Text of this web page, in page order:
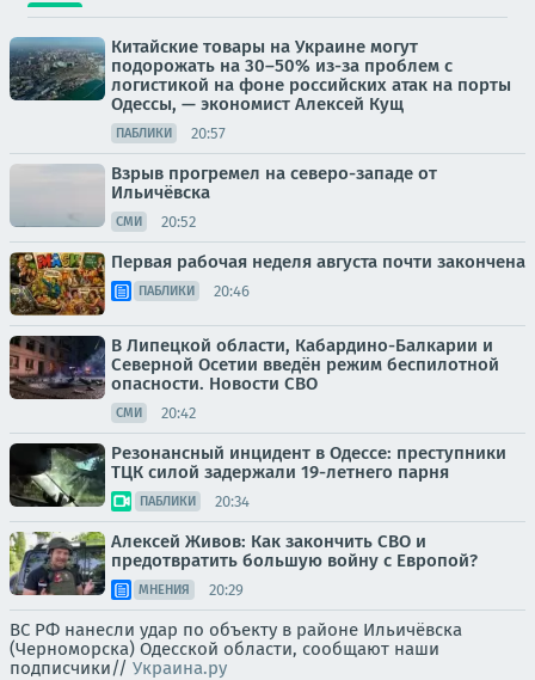
Китайские товары на Украине могут
подорожать на 30–50% из-за проблем с
логистикой на фоне российских атак на порты
Одессы, — экономист Алексей Кущ
ПАБЛИКИ 20:57
Взрыв прогремел на северо-западе от
Ильичёвска
СМИ 20:52
Первая рабочая неделя августа почти закончена
ПАБЛИКИ 20:46
В Липецкой области, Кабардино-Балкарии и
Северной Осетии введён режим беспилотной
опасности. Новости СВО
СМИ 20:42
Резонансный инцидент в Одессе: преступники
ТЦК силой задержали 19-летнего парня
ПАБЛИКИ 20:34
Алексей Живов: Как закончить СВО и
предотвратить большую войну с Европой?
МНЕНИЯ 20:29
ВС РФ нанесли удар по объекту в районе Ильичёвска
(Черноморска) Одесской области, сообщают наши
подписчики// Украина.ру